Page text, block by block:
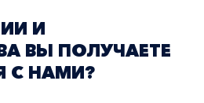
И
ВЫ ПОЛУЧАЕТЕ
С НАМИ?